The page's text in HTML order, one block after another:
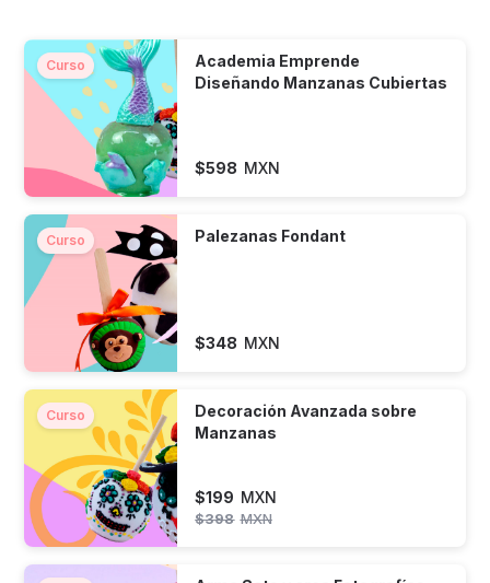
Curso
Academia Emprende
Diseñando Manzanas Cubiertas
$598 MXN
Curso Palezanas Fondant
$348 MXN
Curso
Decoración Avanzada sobre
Manzanas
$199 MXN
$398 MXN